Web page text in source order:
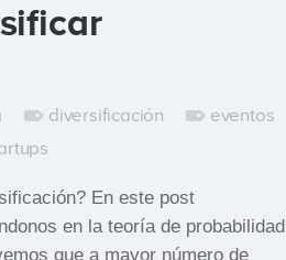
diversificación
eventos
En este post
en la teoría de probabilidad
que a mayor número de